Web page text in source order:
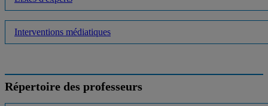
Interventions médiatiques
Répertoire des professeurs